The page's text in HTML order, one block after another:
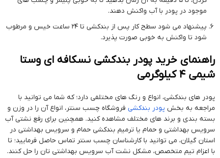
موجود در پودر با آب واکنش دهند.
پیشنهاد می شود سطح کار پس از بندکشی تا 24 ساعت خیس و مرطوب
شود تا واکنش به خوبی صورت پذیرد.
راهنمای خرید پودر بندکشی نسکافه ای وستا
شیمی 4 کیلوگرمی
پودر های بندکشی، انواع و رنگ های مختلفی دارد؛ که شما می توانید با
مراجعه به بخش پودر بندکشی فروشگاه چسب سنتر، انواع آن را در وزن و
بسته بندی و برند های مختلف مشاهده کنید. همچنین برای رفع نشتی آب
سرویس بهداشتی و حمام یا ترمیم بندکشی حمام و سرویس بهداشتی در
استان گیلان، می توانید با کارشناسان چسب سنتر تماس حاصل فرمایید؛ تا
با اعزام تیم متخصص، مشکل نشت آب سرویس بهداشتی تان را حل کنند.